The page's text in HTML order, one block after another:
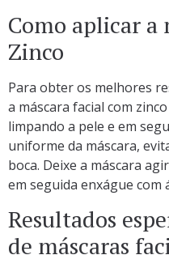
Como aplicar a
Zinco
Para obter os melhores
a máscara facial com
limpando a pele e em
uniforme da máscara,
boca. Deixe a máscara
em seguida enxágue com
Resultados
de máscaras